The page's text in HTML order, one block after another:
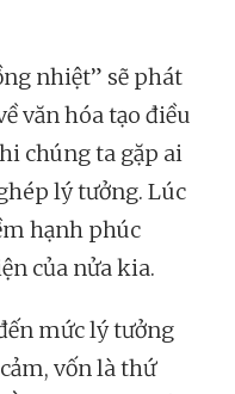
nhiệt” sẽ phát
văn hóa tạo điều
chúng ta gặp ai
lý tưởng. Lúc
hạnh phúc
của nửa kia.
mức lý tưởng
vốn là thứ